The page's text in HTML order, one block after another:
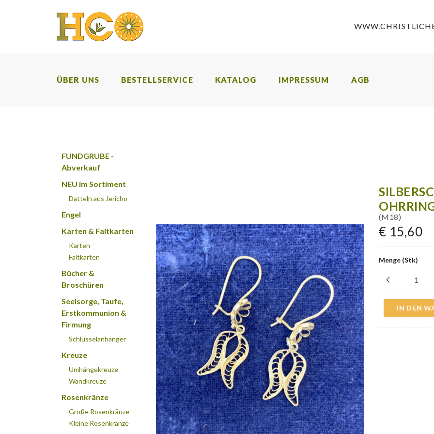
ÜBER UNS BESTELLSERVICE KATALOG IMPRESSUM AGB
FUNDGRUBE -
Abverkauf
NEU im Sortiment
Datteln aus Jericho
Engel
Karten & Faltkarten
Karten
Faltkarten
Bücher &
Broschüren
Seelsorge, Taufe,
Erstkommunion &
Firmung
Schlüsselanhänger
Kreuze
Umhängekreuze
Wandkreuze
Rosenkränze
Große Rosenkränze
Kleine Rosenkränze
(M18)
€ 15,60
Menge (Stk)
IN DEN